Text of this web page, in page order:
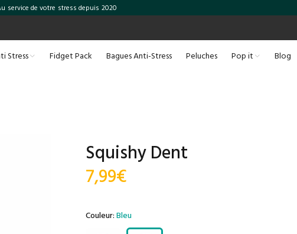
service de votre stress depuis 2020
Stress Fidget Pack Bagues Anti-Stress Peluches Pop it Blog
Squishy Dent
7,99€
Couleur:Bleu